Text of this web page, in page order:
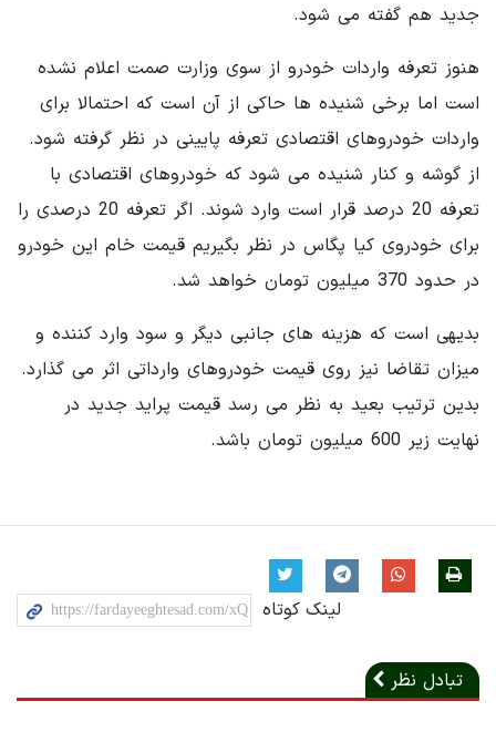
جدید هم گفته می شود.
هنوز تعرفه واردات خودرو از سوی وزارت صمت اعلام نشده
است اما برخی شنیده ها حاکی از آن است که احتمالا برای
واردات خودروهای اقتصادی تعرفه پایینی در نظر گرفته شود.
از گوشه و کنار شنیده می شود که خودروهای اقتصادی با
تعرفه 20 درصد قرار است وارد شوند. اگر تعرفه 20 درصدی را
برای خودروی کیا پگاس در نظر بگیریم قیمت خام این خودرو
در حدود 370 میلیون تومان خواهد شد.
بدیهی است که هزینه های جانبی دیگر و سود وارد کننده و
میزان تقاضا نیز روی قیمت خودروهای وارداتی اثر می گذارد.
بدین ترتیب بعید به نظر می رسد قیمت پراید جدید در
نهایت زیر 600 میلیون تومان باشد.
لینک کوتاه
تبادل نظر